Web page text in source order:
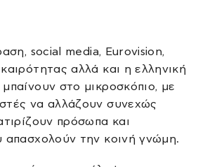
social media, Eurovision,
αλλά και η ελληνική
στο μικροσκόπιο, με
να αλλάζουν συνεχώς
πρόσωπα και
απασχολούν την κοινή γνώμη.